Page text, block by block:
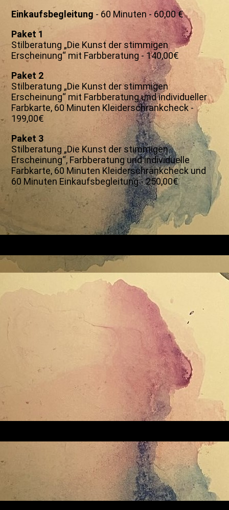
Einkaufsbegleitung - 60 Minuten - 60,00 €
Paket 1
Stilberatung „Die Kunst der stimmigen
Erscheinung“ mit Farbberatung - 140,00€
Paket 2
Stilberatung „Die Kunst der stimmigen
Erscheinung“ mit Farbberatung und individueller
Farbkarte, 60 Minuten Kleiderschrankcheck -
199,00€
Paket 3
Stilberatung „Die Kunst der stimmigen
Erscheinung“, Farbberatung und individuelle
Farbkarte, 60 Minuten Kleiderschrankcheck und
60 Minuten Einkaufsbegleitung - 250,00€